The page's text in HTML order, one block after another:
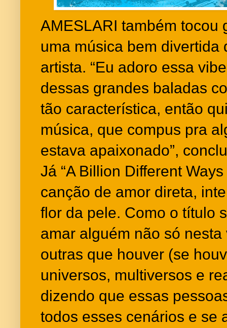
AMESLARI também tocou
uma música bem divertida
artista. “Eu adoro essa
dessas grandes baladas
tão característica, então
música, que compus pra
estava apaixonado”,
Já “A Billion Different
canção de amor direta,
flor da pele. Como o título
amar alguém não só
outras que houver (se
universos, multiversos e
dizendo que essas
todos esses cenários e se